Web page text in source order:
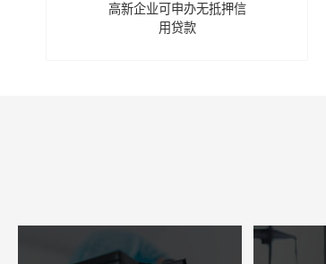
高新企业可申办无抵押信
用贷款